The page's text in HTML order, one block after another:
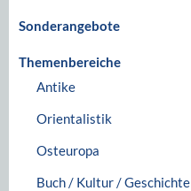
Sonderangebote
Themenbereiche
Antike
Orientalistik
Osteuropa
Buch / Kultur / Geschichte